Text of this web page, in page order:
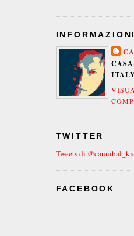
TWITTER
Tweets di
FACEBOOK